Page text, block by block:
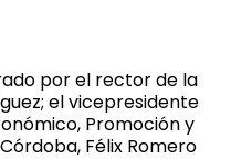
por el rector de la
el vicepresidente
Promoción y
Félix Romero